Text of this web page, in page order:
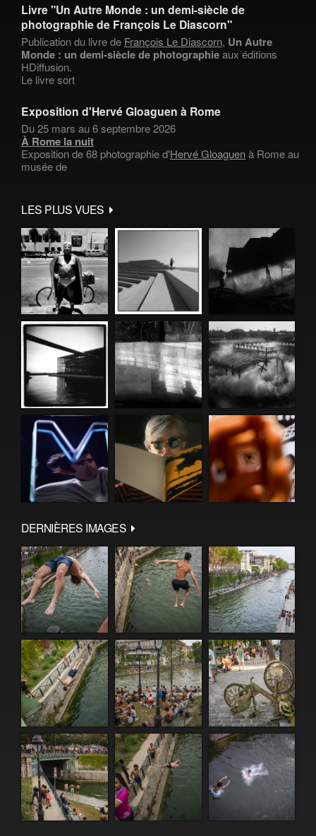
Livre "Un Autre Monde : un demi-siècle de
photographie de François Le Diascorn"
Publication du livre de François Le Diascorn, Un Autre
Monde : un demi-siècle de photographieaux éditions
HDiffusion.
Le livre sort
Exposition d'Hervé Gloaguen à Rome
Du 25 mars au 6 septembre 2026
À Rome la nuit
Exposition de 68 photographie d'Hervé Gloaguenà Rome au
musée de
LES PLUS VUES
DERNIÈRES IMAGES